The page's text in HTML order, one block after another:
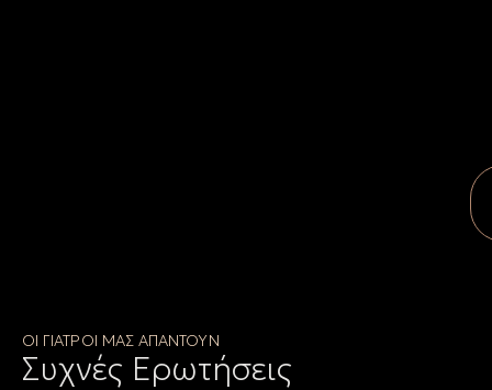
ΟΙ ΓΙΑΤΡΟΙ ΜΑΣ ΑΠΑΝΤΟΥΝ
Συχνές Ερωτήσεις